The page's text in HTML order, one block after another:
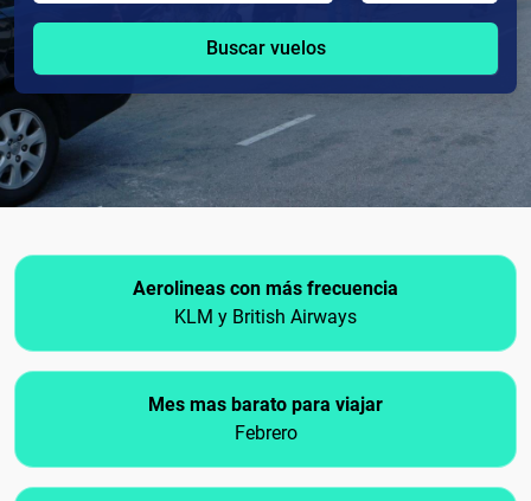
Buscar vuelos
Aerolineas con más frecuencia
KLM y British Airways
Mes mas barato para viajar
Febrero